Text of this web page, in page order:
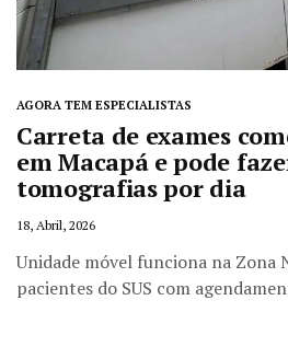
AGORA TEM ESPECIALISTAS
Carreta de exames
em Macapá e pode
tomografias por dia
18, Abril, 2026
Unidade móvel funciona na Zona
pacientes do SUS com